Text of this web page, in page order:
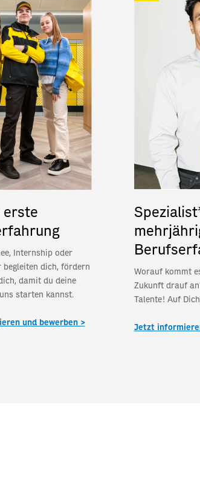
erste
Internship oder
begleiten dich, fördern
damit du deine
starten kannst.
und bewerben >
Worauf kommt
Zukunft drauf
Talente! Auf
Jetzt